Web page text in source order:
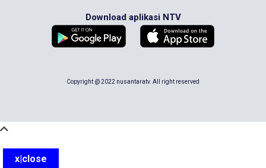
Download aplikasi NTV
Copyright @ 2022 nusantaratv. All right reserved
x|close